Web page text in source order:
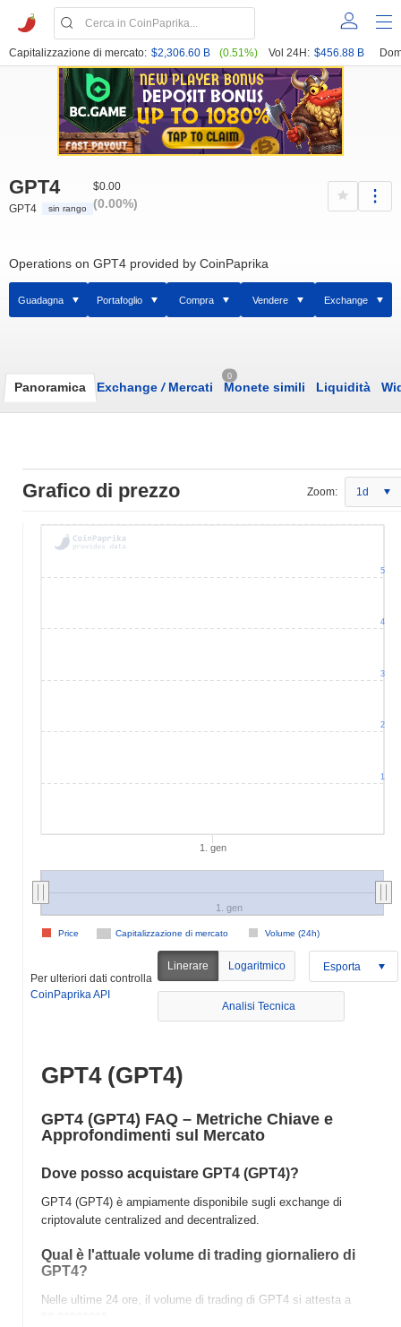
Capitalizzazione di mercato: $2,306.60 B (0.51%) Vol 24H: $456.88 B
GPT4
GPT4 sin rango
$0.00
(0.00%)
Operations on GPT4 provided by CoinPaprika
Guadagna Portafoglio Compra Vendere Exchange
Panoramica Exchange /Mercati
0
Monete simili Liquidità
Grafico di prezzo Zoom: 1d
1. gen
Capitalizzazione di mercato Volume (24h)
Price
1. gen
1
2
3
4
5
Per ulteriori dati controlla
CoinPaprika API
Linerare Logaritmico Esporta
Analisi Tecnica
GPT4 (GPT4)
GPT4 (GPT4) FAQ – Metriche Chiave e
Approfondimenti sul Mercato
Dove posso acquistare GPT4 (GPT4)?
GPT4 (GPT4) è ampiamente disponibile sugli exchange di
criptovalute centralized and decentralized.
Qual è l'attuale volume di trading giornaliero di
GPT4?
Nelle ultime 24 ore, il volume di trading di GPT4 si attesta a